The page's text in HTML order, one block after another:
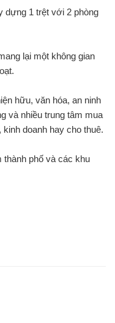
dựng 1 trệt với 2 phòng
lại một không gian
hữu, văn hóa, an ninh
và nhiều trung tâm mua
doanh hay cho thuê.
thành phố và các khu